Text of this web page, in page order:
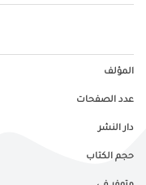
المؤلف
عدد الصفحات
دار النشر
حجم الكتاب